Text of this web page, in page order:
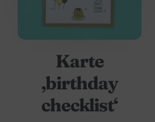
Karte
‚birthday
checklist‘